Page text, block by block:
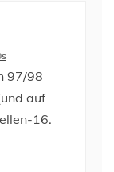
97/98
auf
16.